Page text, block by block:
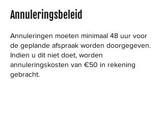
Annuleringsbeleid
Annuleringen moeten minimaal 48 uur voor
de geplande afspraak worden doorgegeven.
Indien u dit niet doet, worden
annuleringskosten van €50 in rekening
gebracht.